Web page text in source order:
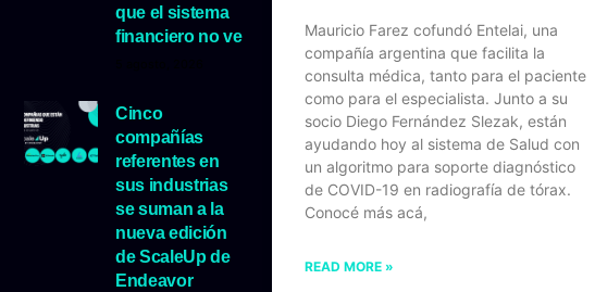
que el sistema
financiero no ve
Cinco
compañías
referentes en
sus industrias
se suman a la
nueva edición
de ScaleUp de
Endeavor
Mauricio Farez cofundó Entelai, una
compañía argentina que facilita la
consulta médica, tanto para el paciente
como para el especialista. Junto a su
socio Diego Fernández Slezak, están
ayudando hoy al sistema de Salud con
un algoritmo para soporte diagnóstico
de COVID-19 en radiografía de tórax.
Conocé más acá,
READ MORE »